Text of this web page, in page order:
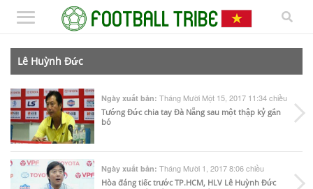
Lê Huỳnh Đức
Ngày xuất bản: Tháng Mười Một 15, 2017 11:34 chiều
Tướng Đức chia tay Đà Nẵng sau một thập kỷ gắn
bó
Ngày xuất bản: Tháng Mười 1, 2017 8:06 chiều
Hòa đáng tiếc trước TP.HCM, HLV Lê Huỳnh Đức